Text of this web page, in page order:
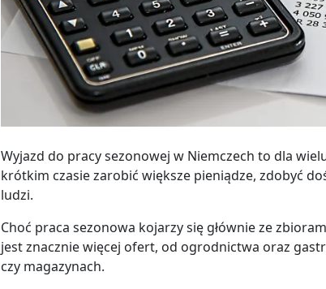
Wyjazd do pracy sezonowej w Niemczech to dla
krótkim czasie zarobić większe pieniądze, zdobyć
ludzi.
Choć praca sezonowa kojarzy się głównie ze
jest znacznie więcej ofert, od ogrodnictwa oraz
czy magazynach.